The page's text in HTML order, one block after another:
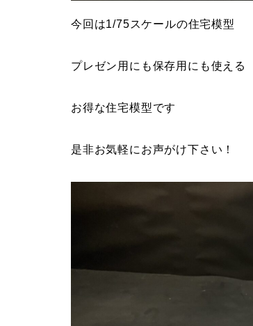
今回は1/75スケールの住宅模型
プレゼン用にも保存用にも使える
お得な住宅模型です
是非お気軽にお声がけ下さい！